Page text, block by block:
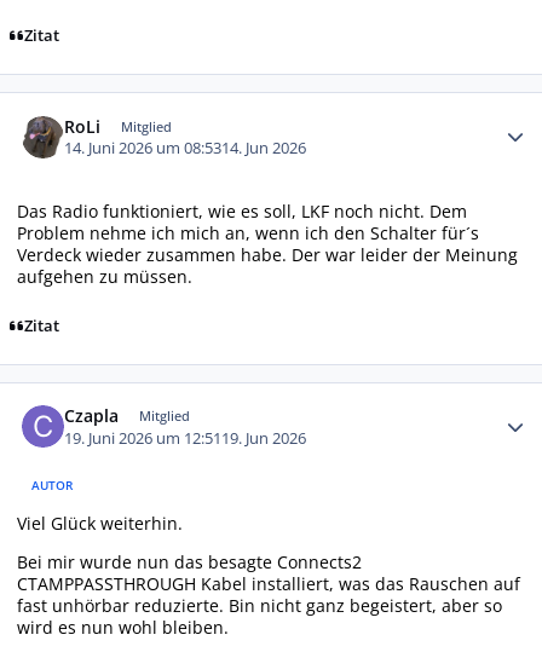
Zitat
RoLi Mitglied
14. Juni 2026 um 08:5314. Jun 2026
Das Radio funktioniert, wie es soll, LKF noch nicht. Dem
Problem nehme ich mich an, wenn ich den Schalter für´s
Verdeck wieder zusammen habe. Der war leider der Meinung
aufgehen zu müssen.
Zitat
Czapla Mitglied
19. Juni 2026 um 12:5119. Jun 2026
AUTOR
Viel Glück weiterhin.
Bei mir wurde nun das besagte Connects2
CTAMPPASSTHROUGH Kabel installiert, was das Rauschen auf
fast unhörbar reduzierte. Bin nicht ganz begeistert, aber so
wird es nun wohl bleiben.